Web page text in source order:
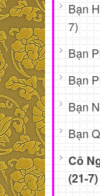
Bạn
7)
Bạn
Bạn
Bạn
Bạn
Cô
(21-7)